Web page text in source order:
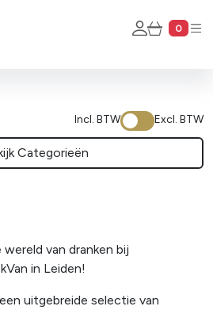
Account
0
Incl. BTW Excl. BTW
Categorieën
van dranken bij
in Leiden!
uitgebreide selectie van